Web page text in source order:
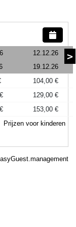
>
12.12.26
19.12.26
104,00 €
129,00 €
153,00 €
Prijzen voor kinderen